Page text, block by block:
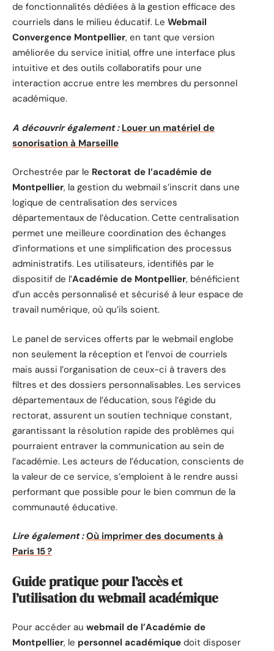
de fonctionnalités dédiées à la gestion efficace des
courriels dans le milieu éducatif. Le Webmail
Convergence Montpellier, en tant que version
améliorée du service initial, offre une interface plus
intuitive et des outils collaboratifs pour une
interaction accrue entre les membres du personnel
académique.
A découvrir également : Louer un matériel de
sonorisation à Marseille
Orchestrée par le Rectorat de l’académie de
Montpellier, la gestion du webmail s’inscrit dans une
logique de centralisation des services
départementaux de l’éducation. Cette centralisation
permet une meilleure coordination des échanges
d’informations et une simplification des processus
administratifs. Les utilisateurs, identifiés par le
dispositif de l’Académie de Montpellier, bénéficient
d’un accès personnalisé et sécurisé à leur espace de
travail numérique, où qu’ils soient.
Le panel de services offerts par le webmail englobe
non seulement la réception et l’envoi de courriels
mais aussi l’organisation de ceux-ci à travers des
filtres et des dossiers personnalisables. Les services
départementaux de l’éducation, sous l’égide du
rectorat, assurent un soutien technique constant,
garantissant la résolution rapide des problèmes qui
pourraient entraver la communication au sein de
l’académie. Les acteurs de l’éducation, conscients de
la valeur de ce service, s’emploient à le rendre aussi
performant que possible pour le bien commun de la
communauté éducative.
Lire également : Où imprimer des documents à
Paris 15 ?
Guide pratique pour l’accès et
l’utilisation du webmail académique
Pour accéder au webmail de l’Académie de
Montpellier, le personnel académique doit disposer